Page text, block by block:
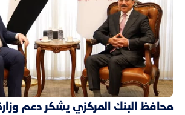
محافظ البنك المركزي يشكر دعم وزارة